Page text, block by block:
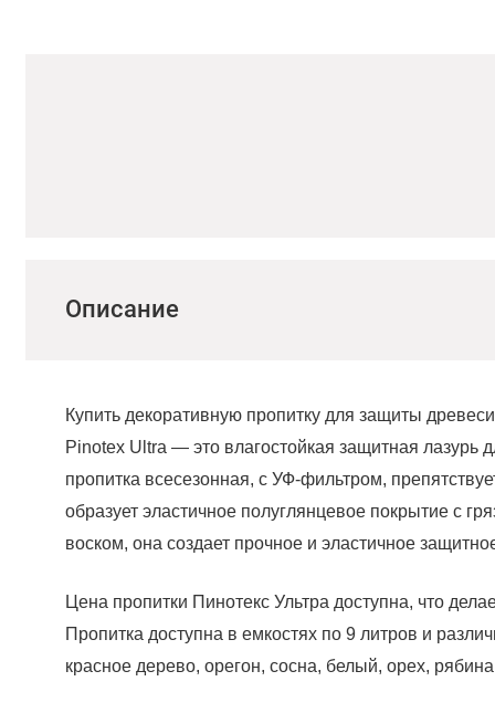
Описание
Купить декоративную пропитку для защиты
Pinotex Ultra — это влагостойкая защитная
пропитка всесезонная, с УФ-фильтром,
образует эластичное полуглянцевое покрытие с
воском, она создает прочное и эластичное
Цена пропитки Пинотекс Ультра доступна, что
Пропитка доступна в емкостях по 9 литров и
красное дерево, орегон, сосна, белый, орех,